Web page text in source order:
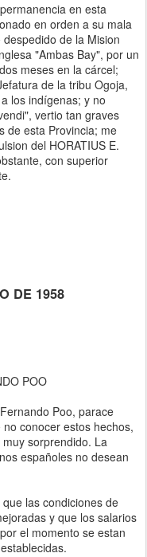
en esta
en orden a su mala
de la Mision
"Ambas Bay", por un
meses en la cárcel;
de la tribu Ogoja,
los indígenas; y no
vertio tan graves
de esta Provincia; me
del HORATIUS E.
con superior
DE 1958
POO
Poo, parace
conocer estos hechos,
sorprendido. La
españoles no desean
las condiciones de
y que los salarios
el momento se estan